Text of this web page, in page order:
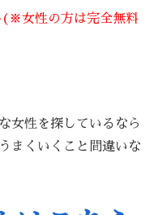
(※女性の方は完全無料
女性を探しているなら
まくいくこと間違いな